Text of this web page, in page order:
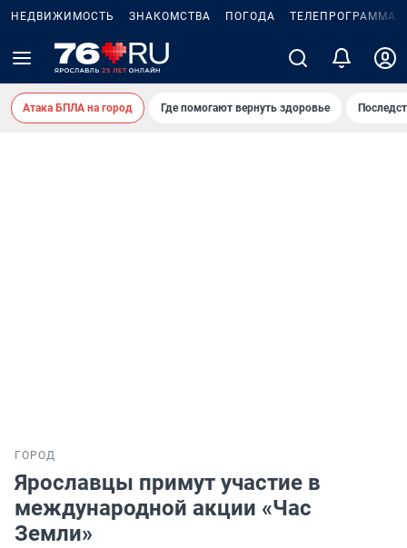
НЕДВИЖИМОСТЬ ЗНАКОМСТВА ПОГОДА ТЕЛЕПРОГРАММА
Атака БПЛА на город Где помогают вернуть здоровье
ГОРОД
Ярославцы примут участие в
международной акции «Час
Земли»